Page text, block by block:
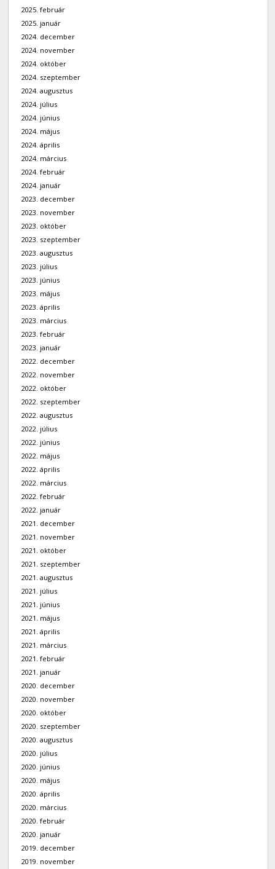
2025. február
2025. január
2024. december
2024. november
2024. október
2024. szeptember
2024. augusztus
2024. július
2024. június
2024. május
2024. április
2024. március
2024. február
2024. január
2023. december
2023. november
2023. október
2023. szeptember
2023. augusztus
2023. július
2023. június
2023. május
2023. április
2023. március
2023. február
2023. január
2022. december
2022. november
2022. október
2022. szeptember
2022. augusztus
2022. július
2022. június
2022. május
2022. április
2022. március
2022. február
2022. január
2021. december
2021. november
2021. október
2021. szeptember
2021. augusztus
2021. július
2021. június
2021. május
2021. április
2021. március
2021. február
2021. január
2020. december
2020. november
2020. október
2020. szeptember
2020. augusztus
2020. július
2020. június
2020. május
2020. április
2020. március
2020. február
2020. január
2019. december
2019. november